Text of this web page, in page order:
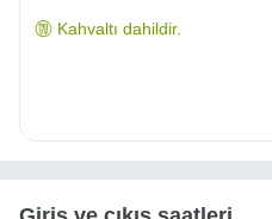
Kahvaltı dahildir.